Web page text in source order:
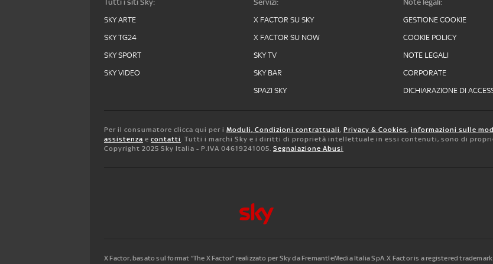
Tutti i siti Sky:
SKY ARTE
SKY TG24
SKY SPORT
SKY VIDEO
Servizi:
X FACTOR SU SKY
X FACTOR SU NOW
SKY TV
SKY BAR
SPAZI SKY
Note legali:
GESTIONE COOKIE
COOKIE POLICY
NOTE LEGALI
CORPORATE
DICHIARAZIONE DI
Per il consumatore clicca qui per i Moduli, Condizioni contrattuali, Privacy & Cookies, informazioni sulle
assistenza e contatti. Tutti i marchi Sky e i diritti di proprietà intellettuale in essi contenuti, sono di
Copyright 2025 Sky Italia - P.IVA 04619241005. Segnalazione Abusi
X Factor, basato sul format “The X Factor” realizzato per Sky da FremantleMedia Italia SpA.X Factor is a registered